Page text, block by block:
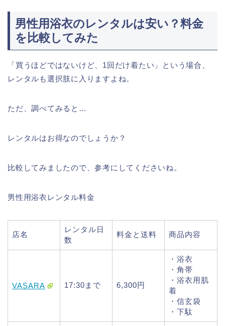
男性用浴衣のレンタルは安い？料金
を比較してみた
「買うほどではないけど、1回だけ着たい」という場合、
レンタルも選択肢に入りますよね。
ただ、調べてみると…
レンタルはお得なのでしょうか？
比較してみましたので、参考にしてくださいね。
男性用浴衣レンタル料金
店名
レンタル日
数
料金と送料 商品内容
VASARA 17:30まで 6,300円
・浴衣
・角帯
・浴衣用肌
着
・信玄袋
・下駄